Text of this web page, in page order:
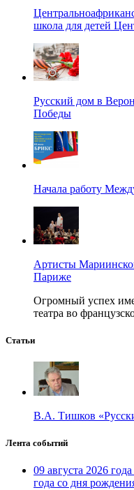
школа для детей
Русский дом в
Победы
Начала работу
Артисты
Париже
Огромный успех
театра во
Статьи
В.А. Тишков
Лента событий
09 августа 2026
года со дня